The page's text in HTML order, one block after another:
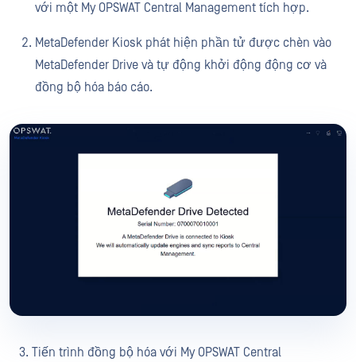
với một My OPSWAT Central Management tích hợp.
MetaDefender Kiosk phát hiện phần tử được chèn vào
MetaDefender Drive và tự động khởi động động cơ và
đồng bộ hóa báo cáo.
3. Tiến trình đồng bộ hóa với My OPSWAT Central